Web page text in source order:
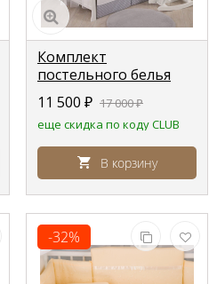
Комплект
постельного белья
Lepre Sweet bears ,
серый горошек,
расширенная
комплектация
11 500 ₽ 17 000₽
еще скидка по коду CLUB
В корзину
-32%